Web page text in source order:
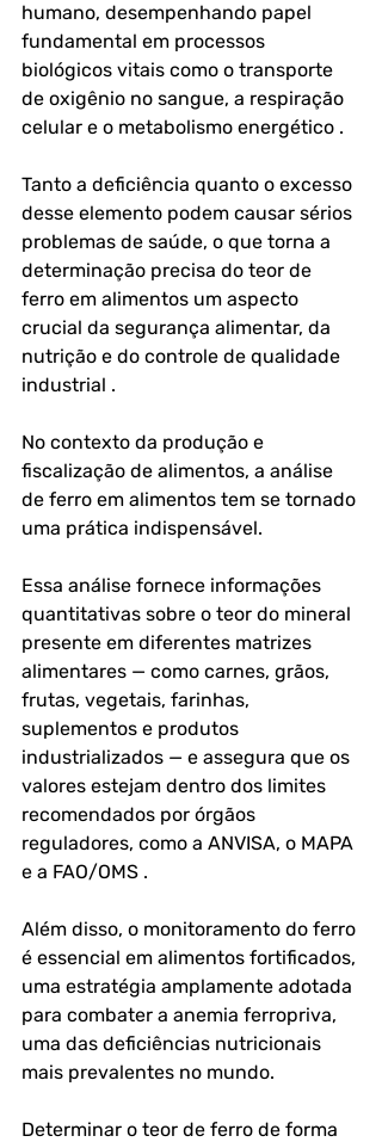
humano, desempenhando papel
fundamental em processos
biológicos vitais como o transporte
de oxigênio no sangue, a respiração
celular e o metabolismo energético .
Tanto a deficiência quanto o excesso
desse elemento podem causar sérios
problemas de saúde, o que torna a
determinação precisa do teor de
ferro em alimentos um aspecto
crucial da segurança alimentar, da
nutrição e do controle de qualidade
industrial .
No contexto da produção e
fiscalização de alimentos, a análise
de ferro em alimentos tem se tornado
uma prática indispensável.
Essa análise fornece informações
quantitativas sobre o teor do mineral
presente em diferentes matrizes
alimentares — como carnes, grãos,
frutas, vegetais, farinhas,
suplementos e produtos
industrializados — e assegura que os
valores estejam dentro dos limites
recomendados por órgãos
reguladores, como a ANVISA, o MAPA
e a FAO/OMS .
Além disso, o monitoramento do ferro
é essencial em alimentos fortificados,
uma estratégia amplamente adotada
para combater a anemia ferropriva,
uma das deficiências nutricionais
mais prevalentes no mundo.
Determinar o teor de ferro de forma